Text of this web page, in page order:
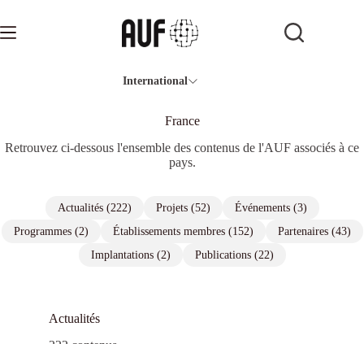
contenu
International
France
Retrouvez ci-dessous l'ensemble des contenus de l'AUF associés à ce
pays.
Actualités (222) Projets (52)
Événements (3)
Programmes (2)
Établissements membres (152)
Partenaires (43)
Implantations (2)
Publications (22)
Actualités